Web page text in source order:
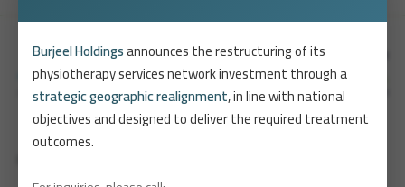
Burjeel Holdingsannounces the restructuring of its
physiotherapy services network investment through a
strategic geographic realignment, in line with national
objectives and designed to deliver the required treatment
outcomes.